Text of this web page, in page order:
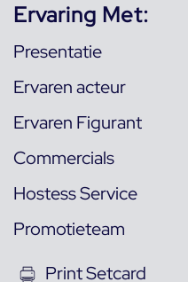
Ervaring Met:
Presentatie
Ervaren acteur
Ervaren Figurant
Commercials
Hostess Service
Promotieteam
Print Setcard